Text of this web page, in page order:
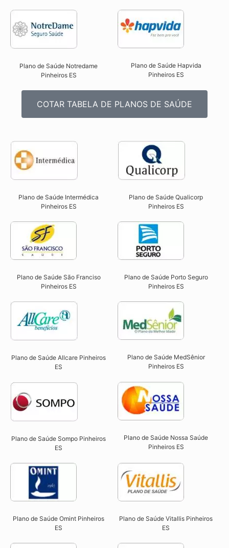
Plano de Saúde Notredame
Pinheiros ES​
Plano de Saúde Hapvida
Pinheiros ES​
COTAR TABELA DE PLANOS DE SAÚDE
Plano de Saúde Intermédica
Pinheiros ES​
Plano de Saúde Qualicorp
Pinheiros ES​
Plano de Saúde São Franciso
Pinheiros ES​
Plano de Saúde Porto Seguro
Pinheiros ES​
Plano de Saúde Allcare Pinheiros
ES​
Plano de Saúde MedSênior
Pinheiros ES​
Plano de Saúde Sompo Pinheiros
ES​
Plano de Saúde Nossa Saúde
Pinheiros ES​
Plano de Saúde Omint Pinheiros
ES​
Plano de Saúde Vitallis Pinheiros
ES​